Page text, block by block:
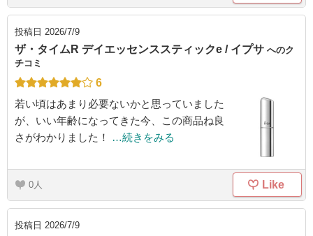
投稿日 2026/7/9
ザ・タイムR デイエッセンススティックe / イプサ へのク
チコミ
6
若い頃はあまり必要ないかと思っていました
が、いい年齢になってきた今、この商品ね良
さがわかりました！
…続きをみる
0 Like
投稿日 2026/7/9